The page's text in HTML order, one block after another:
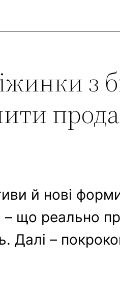
з
й нові
– що реально
Далі –